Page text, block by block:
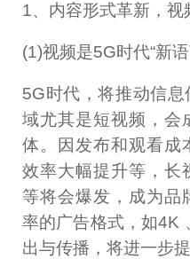
1、内容形式革新，
(1)视频是5G时代“新语
5G时代，将推动信
域尤其是短视频，会
体。因发布和观看成
效率大幅提升等，长
等将会爆发，成为品
率的广告格式，如4K
出与传播，将进一步